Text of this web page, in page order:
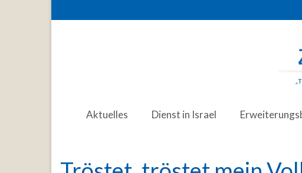
Aktuelles Dienst in Israel